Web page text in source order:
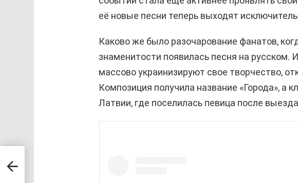
её новые песни теперь выходят
Каково же было разочарование фанатов,
знаменитости появилась песня на русском.
массово украинизируют свое творчество,
Композиция получила название «Города», а
Латвии, где поселилась певица после